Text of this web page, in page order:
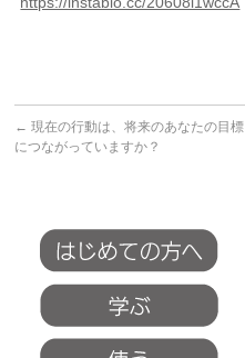
← 現在の行動は、将来のあなたの目標
につながっていますか？